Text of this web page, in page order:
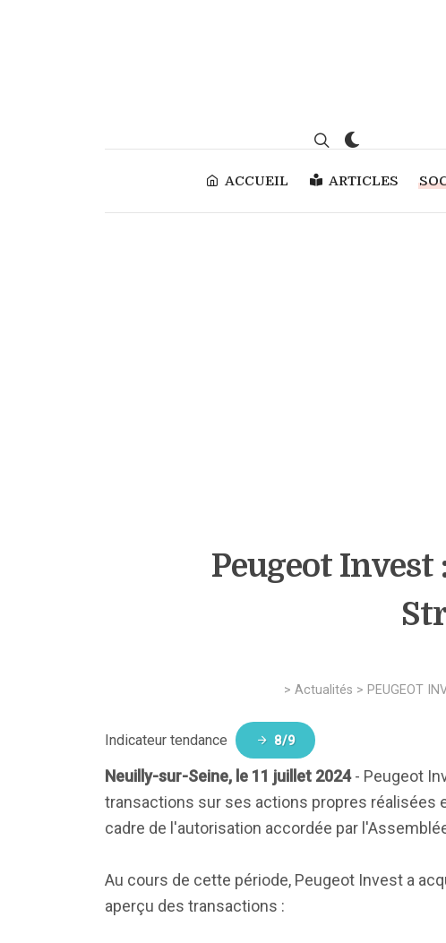
ACCUEIL ARTICLES
Peugeot
> Actualités > PEUGEOT
Indicateur tendance 8/9
Neuilly-sur-Seine, le 11 juillet 2024- Peugeot
transactions sur ses actions propres réalisées
cadre de l'autorisation accordée par
Au cours de cette période, Peugeot Invest a
aperçu des transactions :